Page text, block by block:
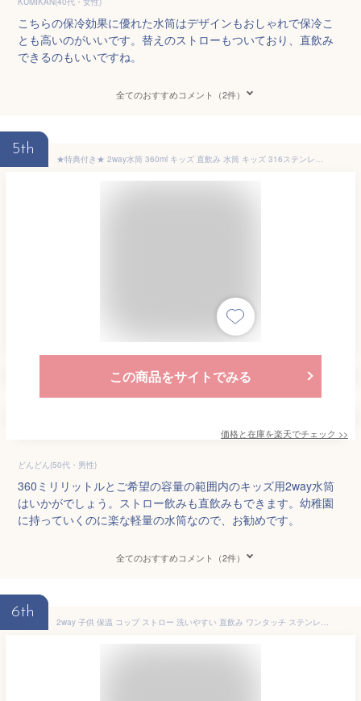
こちらの保冷効果に優れた水筒はデザインもおしゃれで保冷こ
とも高いのがいいです。替えのストローもついており、直飲み
できるのもいいですね。
全てのおすすめコメント（2件）
5th
★特典付き★ 2way水筒 360ml キッズ 直飲み 水筒 キッズ 316ステンレス ストロー おしゃれ 水筒 キッズ ステンレス 水筒 子ども キッズ コンパクト 水筒 子供 ストロー 保温保冷 キッズ 魔法瓶 軽量 肩掛け 水筒 ワンタッチ 通園通学 丈夫 持ちやすい 子育て 誕生日 ギフト
この商品をサイトでみる
価格と在庫を楽天でチェック >>
どんどん(50代・男性)
360ミリリットルとご希望の容量の範囲内のキッズ用2way水筒
はいかがでしょう。ストロー飲みも直飲みもできます。幼稚園
に持っていくのに楽な軽量の水筒なので、お勧めです。
全てのおすすめコメント（2件）
6th
2way 子供 保温 コップ ストロー 洗いやすい 直飲み ワンタッチ ステンレス キッズ カバー付き 水筒 ショルダー ひも 保冷 広口 遠足 幼稚園 保育園 小学生